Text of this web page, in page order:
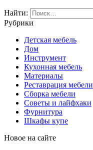
Найти:
Рубрики
Детская мебель
Дом
Инструмент
Кухонная мебель
Материалы
Реставрация мебели
Сборка мебели
Советы и лайфхаки
Фурнитура
Шкафы купе
Новое на сайте